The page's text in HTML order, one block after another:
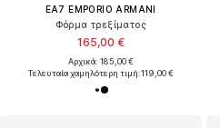
EA7 EMPORIO ARMANI
Φόρμα τρεξίματος
165,00 €
Αρχικά: 185,00 €
Τελευταία χαμηλότερη τιμή:119,00 €